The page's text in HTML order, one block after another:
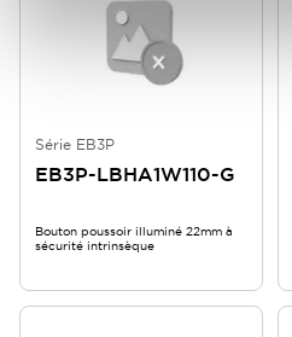
Série EB3P
EB3P-LBHA1W110-G
Bouton poussoir illuminé 22mm à
sécurité intrinsèque